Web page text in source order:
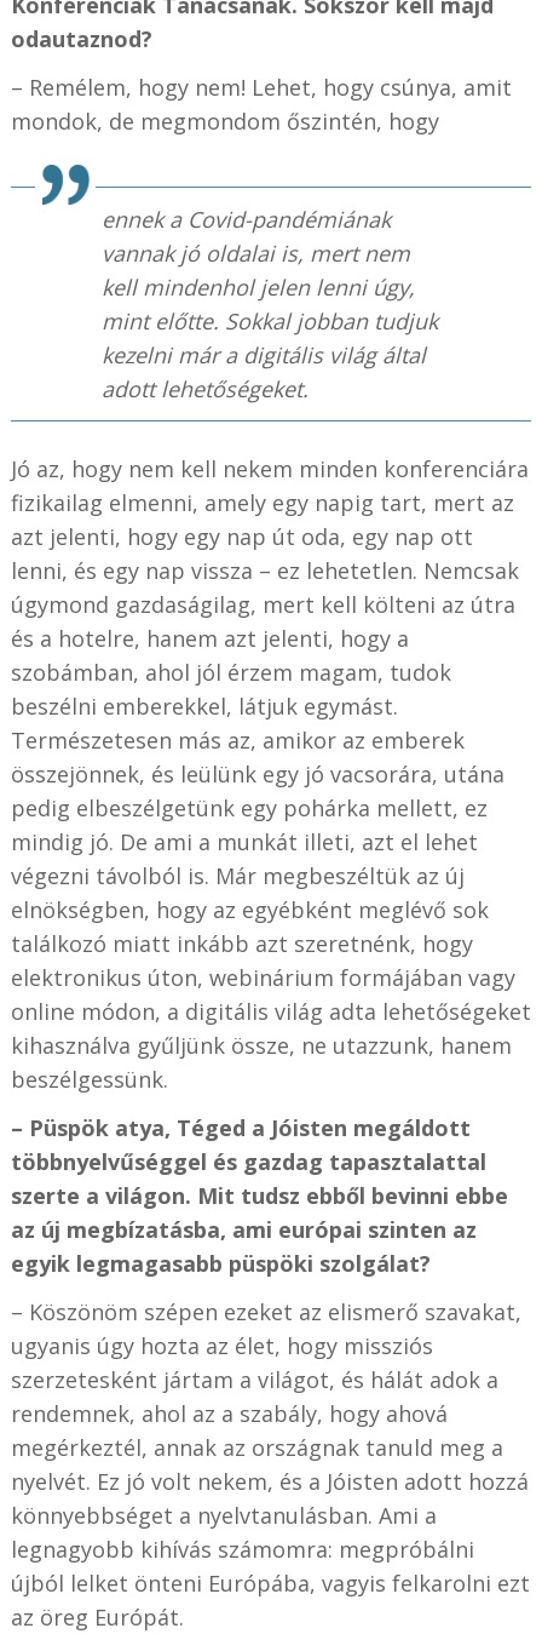
odautaznod?
– Remélem, hogy nem! Lehet, hogy csúnya, amit
mondok, de megmondom őszintén, hogy
ennek a Covid-pandémiának
vannak jó oldalai is, mert nem
kell mindenhol jelen lenni úgy,
mint előtte. Sokkal jobban tudjuk
kezelni már a digitális világ által
adott lehetőségeket.
Jó az, hogy nem kell nekem minden konferenciára
fizikailag elmenni, amely egy napig tart, mert az
azt jelenti, hogy egy nap út oda, egy nap ott
lenni, és egy nap vissza – ez lehetetlen. Nemcsak
úgymond gazdaságilag, mert kell költeni az útra
és a hotelre, hanem azt jelenti, hogy a
szobámban, ahol jól érzem magam, tudok
beszélni emberekkel, látjuk egymást.
Természetesen más az, amikor az emberek
összejönnek, és leülünk egy jó vacsorára, utána
pedig elbeszélgetünk egy pohárka mellett, ez
mindig jó. De ami a munkát illeti, azt el lehet
végezni távolból is. Már megbeszéltük az új
elnökségben, hogy az egyébként meglévő sok
találkozó miatt inkább azt szeretnénk, hogy
elektronikus úton, webinárium formájában vagy
online módon, a digitális világ adta lehetőségeket
kihasználva gyűljünk össze, ne utazzunk, hanem
beszélgessünk.
– Püspök atya, Téged a Jóisten megáldott
többnyelvűséggel és gazdag tapasztalattal
szerte a világon. Mit tudsz ebből bevinni ebbe
az új megbízatásba, ami európai szinten az
egyik legmagasabb püspöki szolgálat?
– Köszönöm szépen ezeket az elismerő szavakat,
ugyanis úgy hozta az élet, hogy missziós
szerzetesként jártam a világot, és hálát adok a
rendemnek, ahol az a szabály, hogy ahová
megérkeztél, annak az országnak tanuld meg a
nyelvét. Ez jó volt nekem, és a Jóisten adott hozzá
könnyebbséget a nyelvtanulásban. Ami a
legnagyobb kihívás számomra: megpróbálni
újból lelket önteni Európába, vagyis felkarolni ezt
az öreg Európát.